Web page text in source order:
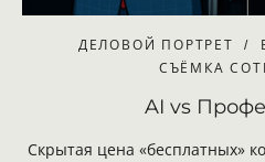
ДЕЛОВОЙ ПОРТРЕТ
СЪЁМКА
AI vs
Скрытая цена «бесплатных»